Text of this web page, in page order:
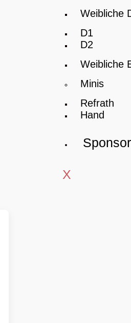
Weibliche
D1
D2
Weibliche
Minis
Refrath
Hand
X